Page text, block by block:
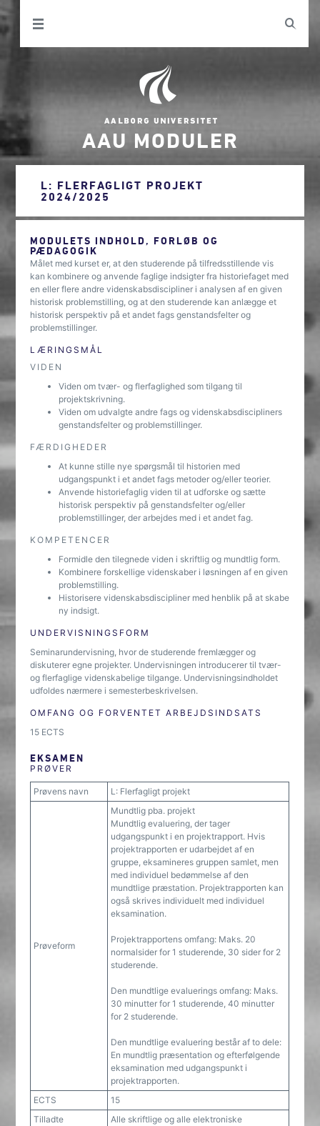
AAU MODULER
L: FLERFAGLIGT PROJEKT
2024/2025
MODULETS INDHOLD, FORLØB OG
PÆDAGOGIK
Målet med kurset er, at den studerende på tilfredsstillende vis
kan kombinere og anvende faglige indsigter fra historiefaget med
en eller flere andre videnskabsdiscipliner i analysen af en given
historisk problemstilling, og at den studerende kan anlægge et
historisk perspektiv på et andet fags genstandsfelter og
problemstillinger.
LÆRINGSMÅL
VIDEN
Viden om tvær- og flerfaglighed som tilgang til
projektskrivning.
Viden om udvalgte andre fags og videnskabsdiscipliners
genstandsfelter og problemstillinger.
FÆRDIGHEDER
At kunne stille nye spørgsmål til historien med
udgangspunkt i et andet fags metoder og/eller teorier.
Anvende historiefaglig viden til at udforske og sætte
historisk perspektiv på genstandsfelter og/eller
problemstillinger, der arbejdes med i et andet fag.
KOMPETENCER
Formidle den tilegnede viden i skriftlig og mundtlig form.
Kombinere forskellige videnskaber i løsningen af en given
problemstilling.
Historisere videnskabsdiscipliner med henblik på at skabe
ny indsigt.
UNDERVISNINGSFORM
Seminarundervisning, hvor de studerende fremlægger og
diskuterer egne projekter. Undervisningen introducerer til tvær-
og flerfaglige videnskabelige tilgange. Undervisningsindholdet
udfoldes nærmere i semesterbeskrivelsen.
OMFANG OG FORVENTET ARBEJDSINDSATS
15 ECTS
EKSAMEN
PRØVER
Prøvens navn L: Flerfagligt projekt
Prøveform
Mundtlig pba. projekt
Mundtlig evaluering, der tager
udgangspunkt i en projektrapport. Hvis
projektrapporten er udarbejdet af en
gruppe, eksamineres gruppen samlet, men
med individuel bedømmelse af den
mundtlige præstation. Projektrapporten kan
også skrives individuelt med individuel
eksamination.
Projektrapportens omfang: Maks. 20
normalsider for 1 studerende, 30 sider for 2
studerende.
Den mundtlige evaluerings omfang: Maks.
30 minutter for 1 studerende, 40 minutter
for 2 studerende.
Den mundtlige evaluering består af to dele:
En mundtlig præsentation og efterfølgende
eksamination med udgangspunkt i
projektrapporten.
ECTS
15
Tilladte
Alle skriftlige og alle elektroniske